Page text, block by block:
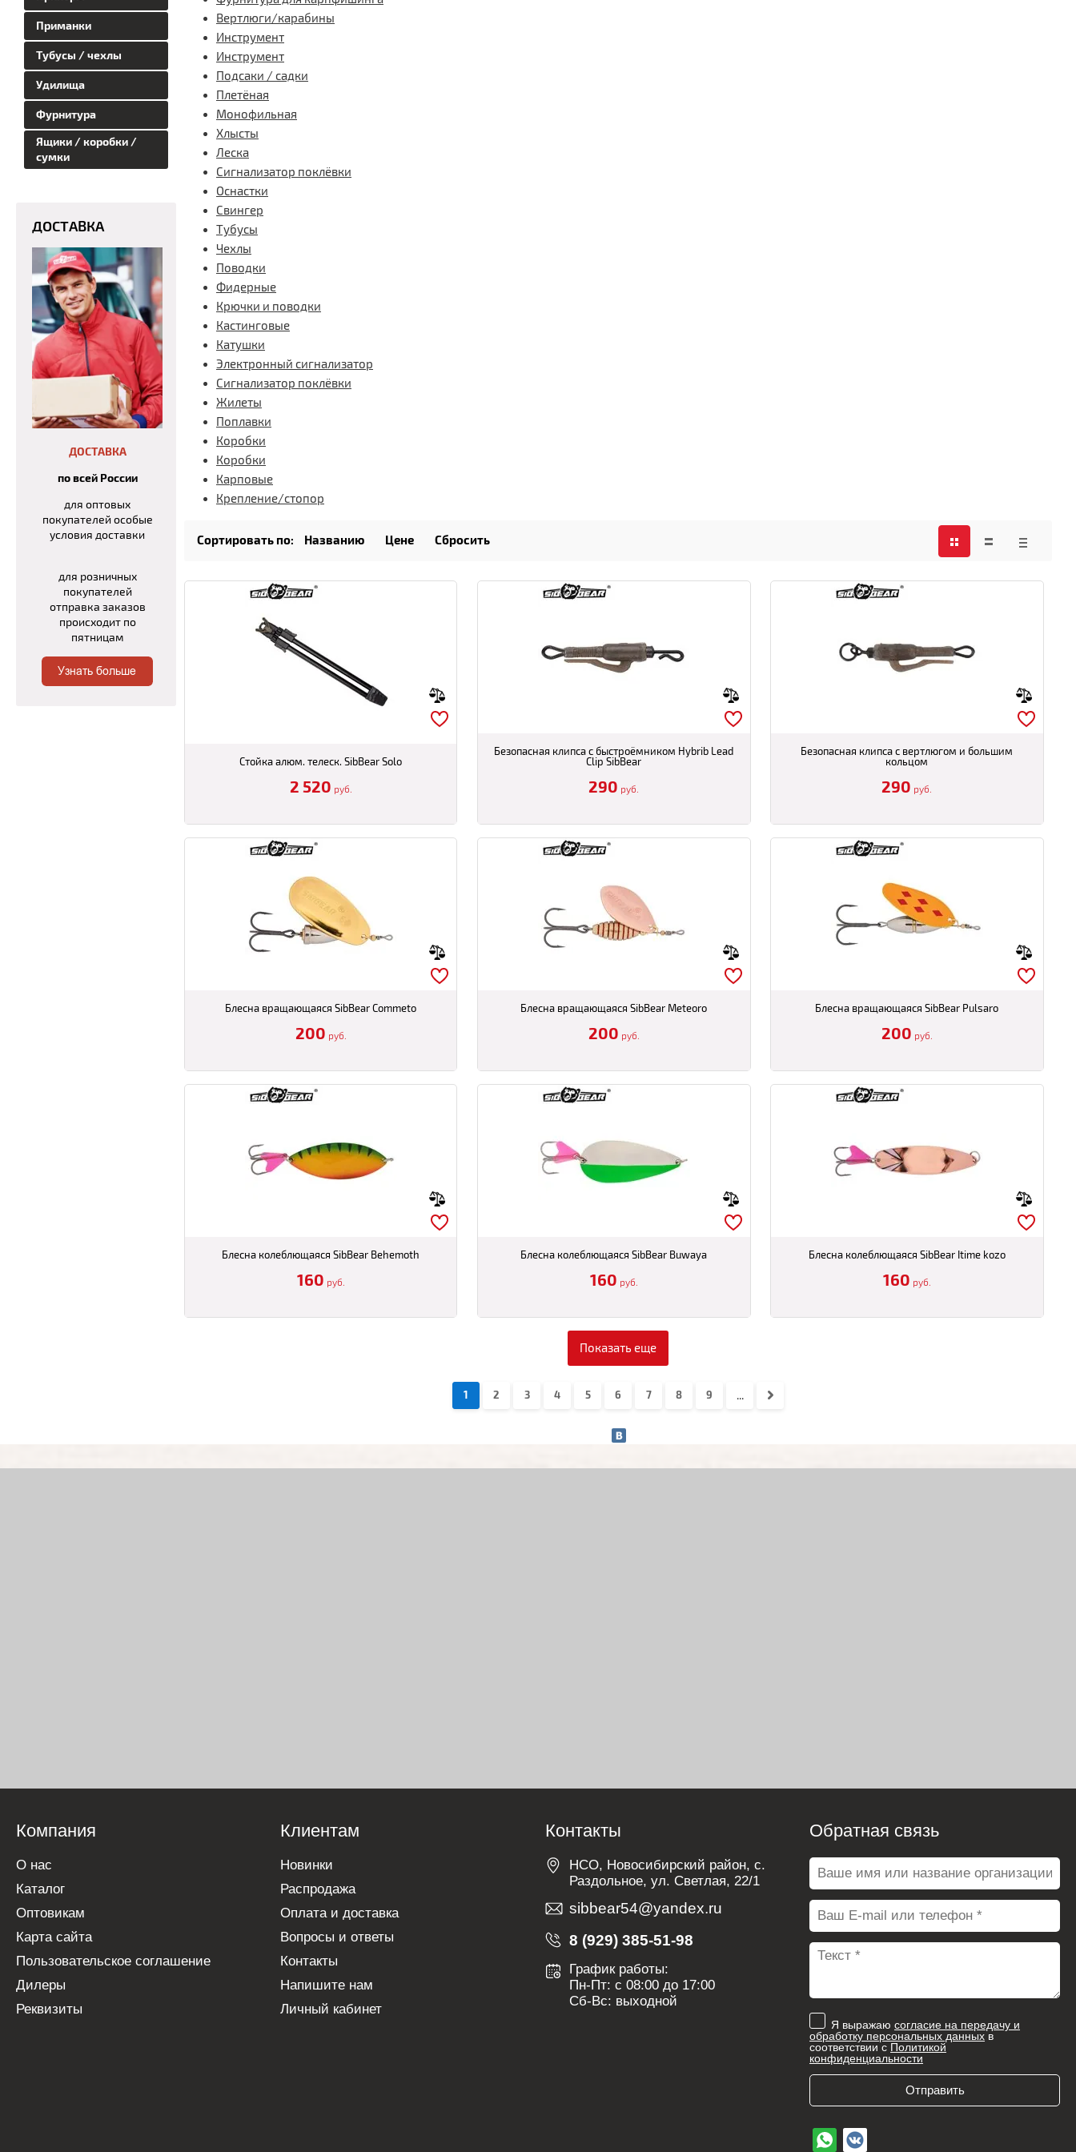
Приманки
Тубусы / чехлы
Удилища
Фурнитура
Ящики / коробки /
сумки
ДОСТАВКА
ДОСТАВКА
по всей России
для оптовых
покупателей особые
условия доставки
для розничных
покупателей
отправка заказов
происходит по
пятницам
Вертлюги/карабины
Инструмент
Инструмент
Подсаки / садки
Плетёная
Монофильная
Хлысты
Леска
Сигнализатор поклёвки
Оснастки
Свингер
Тубусы
Чехлы
Поводки
Фидерные
Крючки и поводки
Кастинговые
Катушки
Электронный сигнализатор
Сигнализатор поклёвки
Жилеты
Поплавки
Коробки
Коробки
Карповые
Крепление/стопор
Сортировать по: Названию Цене Сбросить
Cтойка алюм. телеск. SibBear Solo
2 520 руб.
Безопасная клипса с быстроёмником Hybrib Lead
Clip SibBear
290 руб.
Безопасная клипса с вертлюгом и большим
кольцом
290 руб.
Блесна вращающаяся SibBear Commeto
200 руб.
Блесна вращающаяся SibBear Meteoro
200 руб.
Блесна вращающаяся SibBear Pulsaro
200 руб.
Блесна колеблющаяся SibBear Behemoth
160 руб.
Блесна колеблющаяся SibBear Buwaya
160 руб.
Блесна колеблющаяся SibBear Itime kozo
160 руб.
Показать еще
1 2 3 4 5 6 7 8 9 ...
Компания
О нас
Каталог
Оптовикам
Карта сайта
Пользовательское соглашение
Дилеры
Реквизиты
Клиентам
Новинки
Распродажа
Оплата и доставка
Вопросы и ответы
Контакты
Напишите нам
Личный кабинет
Контакты
НСО, Новосибирский район, с.
Раздольное, ул. Светлая, 22/1
sibbear54@yandex.ru
8 (929) 385-51-98
График работы:
Пн-Пт: с 08:00 до 17:00
Сб-Вс: выходной
Обратная связь
Я выражаюсогласие на передачу и
обработку персональных данных в
соответствии с Политикой
конфиденциальности
Отправить